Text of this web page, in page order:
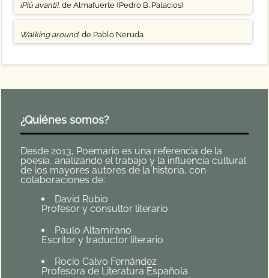
¡Più avanti!, de Almafuerte (Pedro B. Palacios)
Walking around, de Pablo Neruda
¿Quiénes somos?
Desde 2013, Poemario es una referencia de la
poesía, analizando el trabajo y la influencia cultural
de los mayores autores de la historia, con
colaboraciones de:
David Rubio
Profesor y consultor literario
Paulo Altamirano
Escritor y traductor literario
Rocío Calvo Fernández
Profesora de Literatura Española